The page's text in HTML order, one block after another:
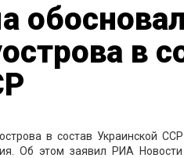
в
в состав Украинской
Об этом заявил РИА